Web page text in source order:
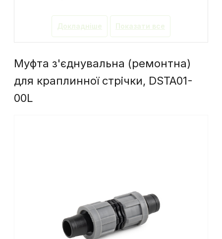
Докладніше Показати все
Муфта з'єднувальна (ремонтна)
для краплинної стрічки, DSTA01-
00L